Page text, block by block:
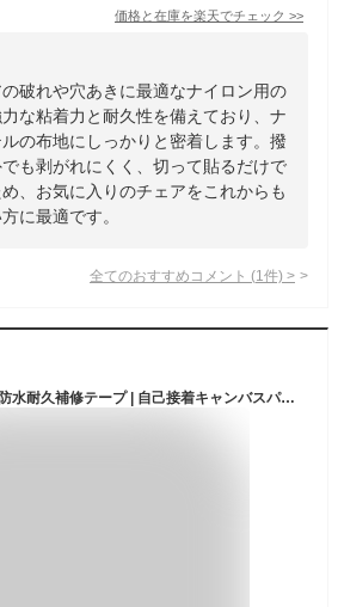
価格と在庫を楽天でチェック >>
破れや穴あきに最適なナイロン用の
な粘着力と耐久性を備えており、ナ
の布地にしっかりと密着します。撥
も剥がれにくく、切って貼るだけで
、お気に入りのチェアをこれからも
に最適です。
全てのおすすめコメント (1 件) >
オーニング修理テープ - 防水耐久補修テープ | 自己接着キャンバスパッチ | テント・タープ・傘・ナップサック・寝袋・キャンプ用品補修用 | 屋外キャンプギア・登山・アウトドア必需品